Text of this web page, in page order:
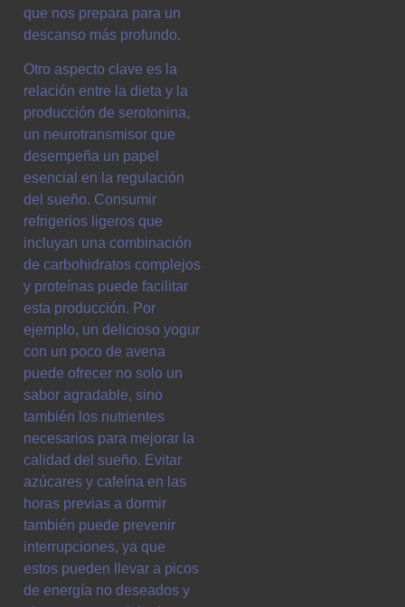
que nos prepara para un
descanso más profundo.
Otro aspecto clave es la
relación entre la dieta y la
producción de serotonina,
un neurotransmisor que
desempeña un papel
esencial en la regulación
del sueño. Consumir
refrigerios ligeros que
incluyan una combinación
de carbohidratos complejos
y proteínas puede facilitar
esta producción. Por
ejemplo, un delicioso yogur
con un poco de avena
puede ofrecer no solo un
sabor agradable, sino
también los nutrientes
necesarios para mejorar la
calidad del sueño. Evitar
azúcares y cafeína en las
horas previas a dormir
también puede prevenir
interrupciones, ya que
estos pueden llevar a picos
de energía no deseados y